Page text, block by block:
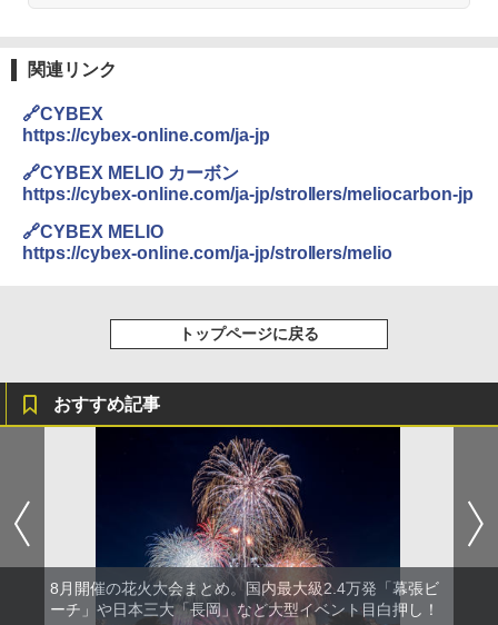
関連リンク
🔗CYBEX
https://cybex-online.com/ja-jp
🔗CYBEX MELIO カーボン
https://cybex-online.com/ja-jp/strollers/meliocarbon-jp
🔗CYBEX MELIO
https://cybex-online.com/ja-jp/strollers/melio
トップページに戻る
おすすめ記事
8月開催の花火大会まとめ。国内最大級2.4万発「幕張ビ
ーチ」や日本三大「長岡」など大型イベント目白押し！